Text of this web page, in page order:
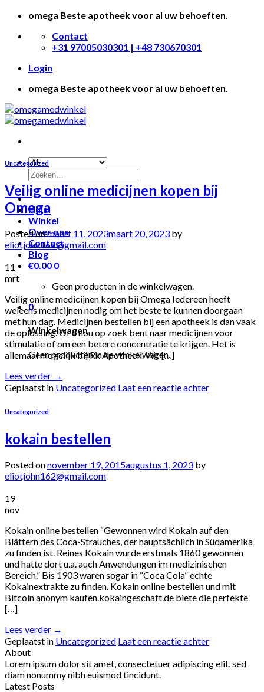
Skip
content
omega Beste apotheek voor al uw behoeften.
Contact
+31 97005030301 | +48 730670301
Login
omega Beste apotheek voor al uw behoeften.
Huis
Winkel
Over ons
Contact
Blog
€0.00 0
Geen producten in de winkelwagen.
0
Winkelwagen
Geen producten in de winkelwagen.
Uncategorized
Veilig online medicijnen kopen bij
Omega
Posted onmaart 11, 2023maart 20, 2023 by
eliotjohn162@gmail.com
11
mrt
Veilig online medicijnen kopen bij Omega Iedereen heeft
weleens medicijnen nodig om het beste te kunnen doorgaan
met hun dag. Medicijnen bestellen bij een apotheek is dan vaak
de oplossing. Of u nou op zoek bent naar medicijnen voor
stimulatie of om een betere concentratie te krijgen. Het is
allemaal mogelijk bij Rx Apotheek. We […]
Lees verder →
Geplaatst in Uncategorized Laat een reactie achter
Uncategorized
kokain bestellen
Posted onnovember 19, 2015augustus 1, 2023 by
eliotjohn162@gmail.com
19
nov
Kokain online bestellen “Gewonnen wird Kokain auf den
Blättern des Coca-Strauches, der hauptsächlich in Südamerika
zu finden ist. Reines Kokain wurde erstmals 1860 gewonnen
und hatte dort u.a. auch Anwendungen im medizinischen
Bereich.” Bis 1903 waren sogar in “Coca Cola” echte
Kokainextrakte zu finden. Kokain online bestellen und mit
Bitcoin anonym kaufen.kokaingeschaft.de biete die perfekte
[…]
Lees verder →
Geplaatst in Uncategorized Laat een reactie achter
About
Lorem ipsum dolor sit amet, consectetuer adipiscing elit, sed
diam nonummy nibh euismod tincidunt.
Latest Posts